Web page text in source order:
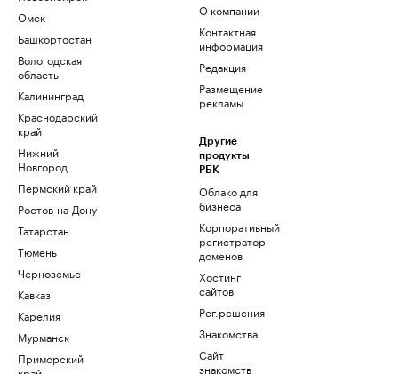
Омск
Башкортостан
Вологодская
область
Калининград
Краснодарский
край
Нижний
Новгород
Пермский край
Ростов-на-Дону
Татарстан
Тюмень
Черноземье
Кавказ
Карелия
Мурманск
Приморский
О компании
Контактная
информация
Редакция
Размещение
рекламы
Другие
продукты
РБК
Облако для
бизнеса
Корпоративный
регистратор
доменов
Хостинг
сайтов
Рег.решения
Знакомства
Сайт
знакомств